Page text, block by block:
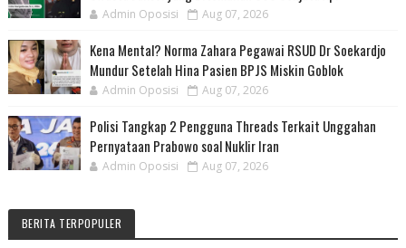
Admin Oposisi Aug 07, 2026
Kena Mental? Norma Zahara Pegawai RSUD Dr Soekardjo
Mundur Setelah Hina Pasien BPJS Miskin Goblok
Admin Oposisi Aug 07, 2026
Polisi Tangkap 2 Pengguna Threads Terkait Unggahan
Pernyataan Prabowo soal Nuklir Iran
Admin Oposisi Aug 07, 2026
BERITA TERPOPULER